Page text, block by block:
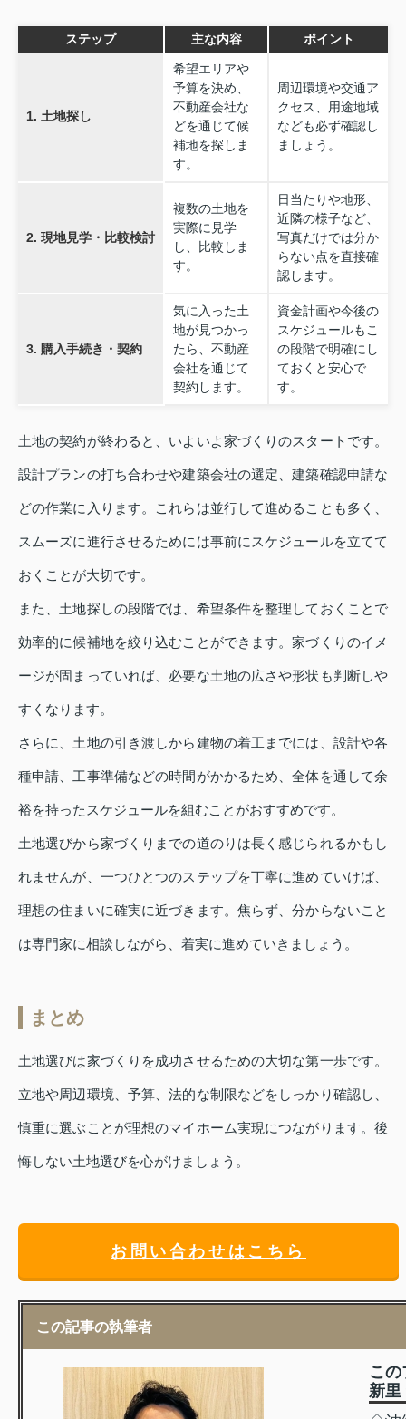
ステップ 主な内容 ポイント
1. 土地探し
希望エリアや
予算を決め、
不動産会社な
どを通じて候
補地を探しま
す。
周辺環境や交通ア
クセス、用途地域
なども必ず確認し
ましょう。
2. 現地見学・比較検討
複数の土地を
実際に見学
し、比較しま
す。
日当たりや地形、
近隣の様子など、
写真だけでは分か
らない点を直接確
認します。
3. 購入手続き・契約
気に入った土
地が見つかっ
たら、不動産
会社を通じて
契約します。
資金計画や今後の
スケジュールもこ
の段階で明確にし
ておくと安心で
す。
土地の契約が終わると、いよいよ家づくりのスタートです。
設計プランの打ち合わせや建築会社の選定、建築確認申請な
どの作業に入ります。これらは並行して進めることも多く、
スムーズに進行させるためには事前にスケジュールを立てて
おくことが大切です。
また、土地探しの段階では、希望条件を整理しておくことで
効率的に候補地を絞り込むことができます。家づくりのイメ
ージが固まっていれば、必要な土地の広さや形状も判断しや
すくなります。
さらに、土地の引き渡しから建物の着工までには、設計や各
種申請、工事準備などの時間がかかるため、全体を通して余
裕を持ったスケジュールを組むことがおすすめです。
土地選びから家づくりまでの道のりは長く感じられるかもし
れませんが、一つひとつのステップを丁寧に進めていけば、
理想の住まいに確実に近づきます。焦らず、分からないこと
は専門家に相談しながら、着実に進めていきましょう。
まとめ
土地選びは家づくりを成功させるための大切な第一歩です。
立地や周辺環境、予算、法的な制限などをしっかり確認し、
慎重に選ぶことが理想のマイホーム実現につながります。後
悔しない土地選びを心がけましょう。
お問い合わせはこちら
この記事の執筆者
こ
新里